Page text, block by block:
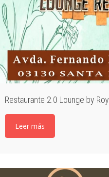
Restaurante 2.0 Lounge by Roy
Leer más